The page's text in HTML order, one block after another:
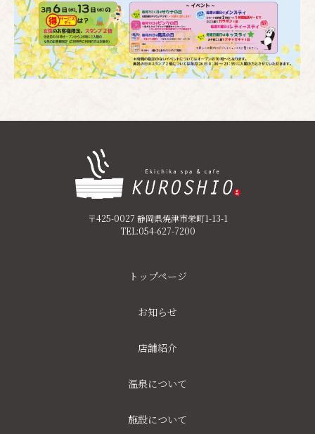
〒425-0027 静岡県焼津市栄町1-13-1
TEL:054-627-7200
トップページ
お知らせ
店舗紹介
温泉について
施設について